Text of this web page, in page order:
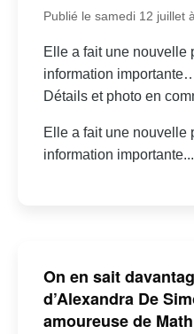
Publié le samedi 12 juillet
Elle a fait une nouvelle
information
Détails et photo en
Elle a fait une nouvelle
information importante...
On en sait
d’Alexandra De
amoureuse de